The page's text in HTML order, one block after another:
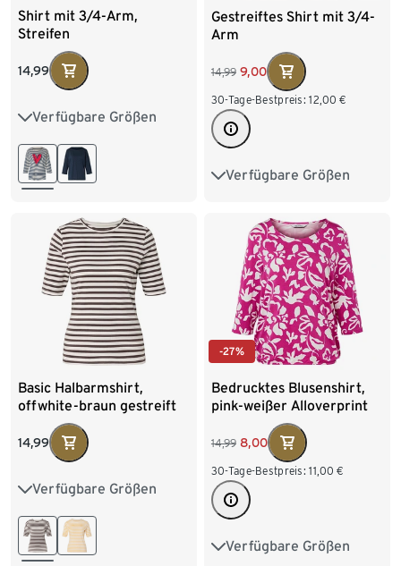
Shirt mit 3/4-Arm,
Streifen
14,99
Verfügbare Größen
S 36/38 M 40/42
L 44/46
Gestreiftes Shirt mit 3/4-
Arm
14,99 9,00
30-Tage-Bestpreis: 12,00 €
Verfügbare Größen
S 36/38 M 40/42
XXL 52/54
Basic Halbarmshirt,
offwhite-braun gestreift
14,99
Verfügbare Größen
S 36/38 M 40/42
L 44/46
-27%
Bedrucktes Blusenshirt,
pink-weißer Alloverprint
14,99 8,00
30-Tage-Bestpreis: 11,00 €
Verfügbare Größen
S 36/38 M 40/42